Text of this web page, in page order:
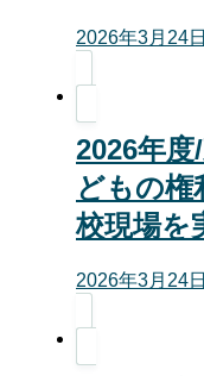
2026年3月24日
2026年
どもの権
校現場を
2026年3月24日